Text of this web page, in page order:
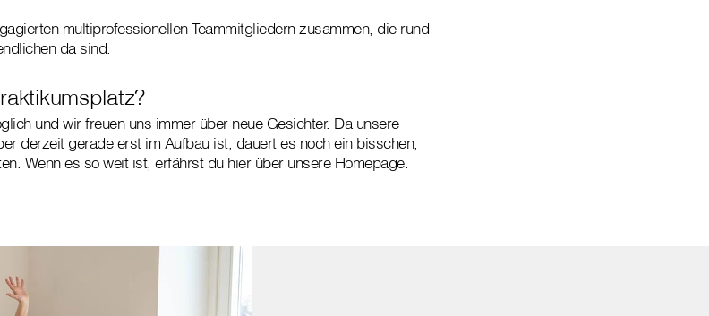
multiprofessionellen Teammitgliedern zusammen, die rund
da sind.
und wir freuen uns immer über neue Gesichter. Da unsere
derzeit gerade erst im Aufbau ist, dauert es noch ein bisschen,
Wenn es so weit ist, erfährst du hier über unsere Homepage.